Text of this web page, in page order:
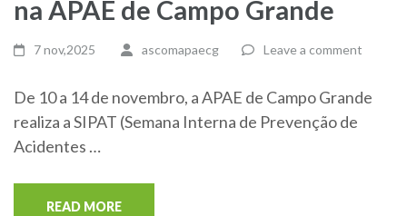
na APAE de Campo Grande
7 nov,2025 ascomapaecg Leave a comment
De 10 a 14 de novembro, a APAE de Campo Grande
realiza a SIPAT (Semana Interna de Prevenção de
Acidentes …
READ MORE